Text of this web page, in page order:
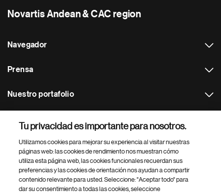
Novartis Andean & CAC region
Navegador
Prensa
Nuestro portafolio
Footer Site Search
Tu privacidad es importante para nosotros.
Utilizamos cookies para mejorar su experiencia al visitar nuestras
páginas web: las cookies de rendimiento nos muestran cómo
utiliza esta página web, las cookies funcionales recuerdan sus
preferencias y las cookies de orientación nos ayudan a compartir
contenido relevante para usted. Seleccione: "Aceptar todo" para
dar su consentimiento a todas las cookies, seleccione